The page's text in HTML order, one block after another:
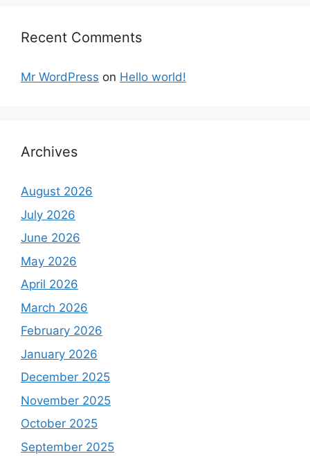
Recent Comments
Mr WordPress on Hello world!
Archives
August 2026
July 2026
June 2026
May 2026
April 2026
March 2026
February 2026
January 2026
December 2025
November 2025
October 2025
September 2025